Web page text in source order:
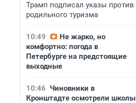
Трамп подписал указы против
родильного туризма
10:49
Не жарко, но
комфортно: погода в
Петербурге на предстоящие
выходные
10:46 Чиновники в
Кронштадте осмотрели школы